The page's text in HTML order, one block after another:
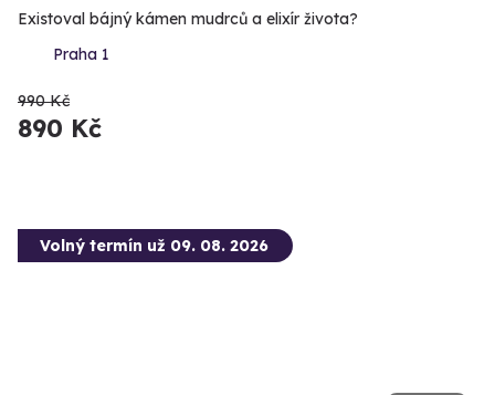
Existoval bájný kámen mudrců a elixír života?
Praha 1
990 Kč
890 Kč
Volný termín už 09. 08. 2026